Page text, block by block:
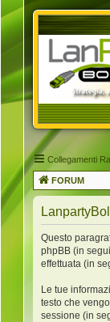
Collegamenti
FORUM
Questo
phpBB (in
effettuata (in
Le tue
testo che
sessione (in